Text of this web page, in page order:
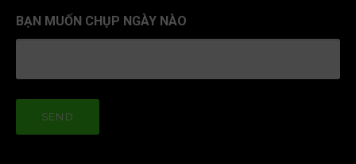
BẠN MUỐN CHỤP NGÀY NÀO